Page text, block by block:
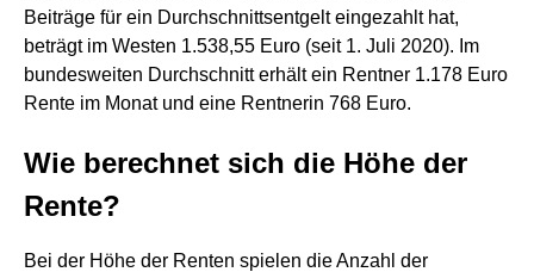
Beiträge für ein Durchschnittsentgelt eingezahlt hat,
beträgt im Westen 1.538,55 Euro (seit 1. Juli 2020). Im
bundesweiten Durchschnitt erhält ein Rentner 1.178 Euro
Rente im Monat und eine Rentnerin 768 Euro.
Wie berechnet sich die Höhe der
Rente?
Bei der Höhe der Renten spielen die Anzahl der